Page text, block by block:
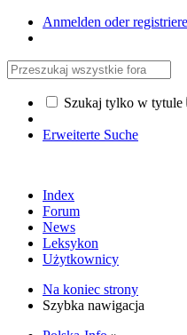
Anmelden oder
Szukaj tylko w tytule
Erweiterte Suche
Index
Forum
News
Leksykon
Użytkownicy
Na koniec strony
Szybka nawigacja